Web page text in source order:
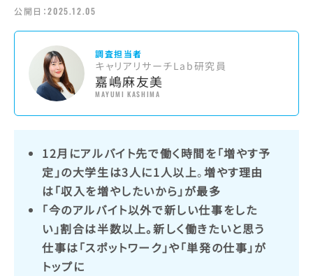
公開日：2025.12.05
調査担当者
キャリアリサーチLab研究員
嘉嶋麻友美
MAYUMI KASHIMA
12月にアルバイト先で働く時間を「増やす予
定」の大学生は3人に1人以上。増やす理由
は「収入を増やしたいから」が最多
「今のアルバイト以外で新しい仕事をした
い」割合は半数以上。新しく働きたいと思う
仕事は「スポットワーク」や「単発の仕事」が
トップに